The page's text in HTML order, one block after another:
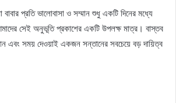
বাবার প্রতি ভালোবাসা ও সম্মান শুধু একটি দিনের মধ্যে
সেই অনুভূতি প্রকাশের একটি উপলক্ষ মাত্র। বাস্তব
এবং সময় দেওয়াই একজন সন্তানের সবচেয়ে বড় দায়িত্ব